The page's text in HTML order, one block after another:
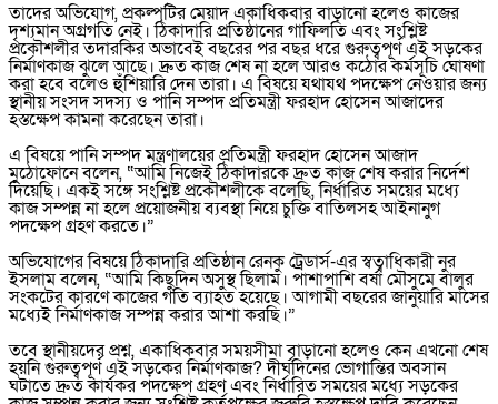
‎তাদের অভিযোগ, প্রকল্পটির মেয়াদ একাধিকবার বাড়ানো হলেও কাজের
দৃশ্যমান অগ্রগতি নেই। ঠিকাদারি প্রতিষ্ঠানের গাফিলতি এবং সংশ্লিষ্ট
প্রকৌশলীর তদারকির অভাবেই বছরের পর বছর ধরে গুরুত্বপূর্ণ এই সড়কের
নির্মাণকাজ ঝুলে আছে। দ্রুত কাজ শেষ না হলে আরও কঠোর কর্মসূচি ঘোষণা
করা হবে বলেও হুঁশিয়ারি দেন তারা। এ বিষয়ে যথাযথ পদক্ষেপ নেওয়ার জন্য
স্থানীয় সংসদ সদস্য ও পানি সম্পদ প্রতিমন্ত্রী ফরহাদ হোসেন আজাদের
হস্তক্ষেপ কামনা করেছেন তারা।
‎এ বিষয়ে পানি সম্পদ মন্ত্রণালয়ের প্রতিমন্ত্রী ফরহাদ হোসেন আজাদ
মুঠোফোনে বলেন, “আমি নিজেই ঠিকাদারকে দ্রুত কাজ শেষ করার নির্দেশ
দিয়েছি। একই সঙ্গে সংশ্লিষ্ট প্রকৌশলীকে বলেছি, নির্ধারিত সময়ের মধ্যে
কাজ সম্পন্ন না হলে প্রয়োজনীয় ব্যবস্থা নিয়ে চুক্তি বাতিলসহ আইনানুগ
পদক্ষেপ গ্রহণ করতে।”
‎অভিযোগের বিষয়ে ঠিকাদারি প্রতিষ্ঠান রেনকু ট্রেডার্স-এর স্বত্বাধিকারী নুর
ইসলাম বলেন, “আমি কিছুদিন অসুস্থ ছিলাম। পাশাপাশি বর্ষা মৌসুমে বালুর
সংকটের কারণে কাজের গতি ব্যাহত হয়েছে। আগামী বছরের জানুয়ারি মাসের
মধ্যেই নির্মাণকাজ সম্পন্ন করার আশা করছি।”
‎তবে স্থানীয়দের প্রশ্ন, একাধিকবার সময়সীমা বাড়ানো হলেও কেন এখনো শেষ
হয়নি গুরুত্বপূর্ণ এই সড়কের নির্মাণকাজ? দীর্ঘদিনের ভোগান্তির অবসান
ঘটাতে দ্রুত কার্যকর পদক্ষেপ গ্রহণ এবং নির্ধারিত সময়ের মধ্যে সড়কের